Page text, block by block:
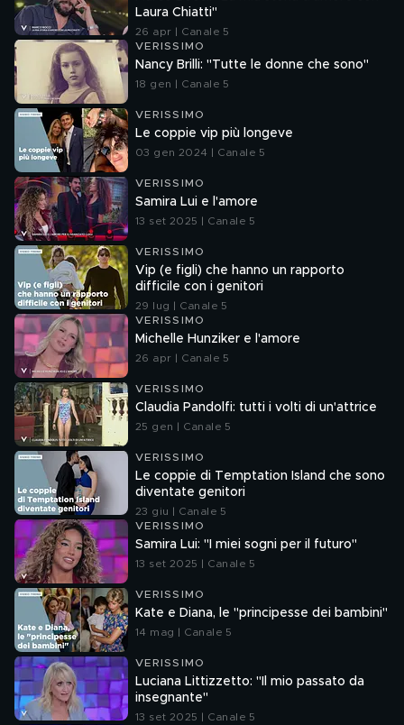
Laura Chiatti"
26 apr | Canale 5
VERISSIMO
Nancy Brilli: "Tutte le donne che sono"
18 gen | Canale 5
VERISSIMO
Le coppie vip più longeve
03 gen 2024 | Canale 5
VERISSIMO
Samira Lui e l'amore
13 set 2025 | Canale 5
VERISSIMO
Vip (e figli) che hanno un rapporto
difficile con i genitori
29 lug | Canale 5
VERISSIMO
Michelle Hunziker e l'amore
26 apr | Canale 5
VERISSIMO
Claudia Pandolfi: tutti i volti di un'attrice
25 gen | Canale 5
VERISSIMO
Le coppie di Temptation Island che sono
diventate genitori
23 giu | Canale 5
VERISSIMO
Samira Lui: "I miei sogni per il futuro"
13 set 2025 | Canale 5
VERISSIMO
Kate e Diana, le "principesse dei bambini"
14 mag | Canale 5
VERISSIMO
Luciana Littizzetto: "Il mio passato da
insegnante"
13 set 2025 | Canale 5